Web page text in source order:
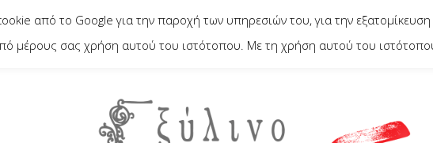
από το Google για την παροχή των υπηρεσιών του, για την
μέρους σας χρήση αυτού του ιστότοπου. Με τη χρήση αυτού του